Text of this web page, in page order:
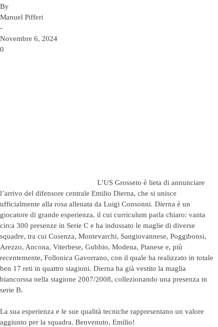
By
Manuel Pifferi
-
Novembre 6, 2024
0
L’US Grosseto è lieta di annunciare
l’arrivo del difensore centrale Emilio Dierna, che si unisce
ufficialmente alla rosa allenata da Luigi Consonni. Dierna è un
giocatore di grande esperienza, il cui curriculum parla chiaro: vanta
circa 300 presenze in Serie C e ha indossato le maglie di diverse
squadre, tra cui Cosenza, Montevarchi, Sangiovannese, Poggibonsi,
Arezzo, Ancona, Viterbese, Gubbio, Modena, Pianese e, più
recentemente, Follonica Gavorrano, con il quale ha realizzato in totale
ben 17 reti in quattro stagioni. Dierna ha già vestito la maglia
biancorssa nella stagione 2007/2008, collezionando una presenza in
serie B.
La sua esperienza e le sue qualità tecniche rappresentano un valore
aggiunto per la squadra. Benvenuto, Emilio!